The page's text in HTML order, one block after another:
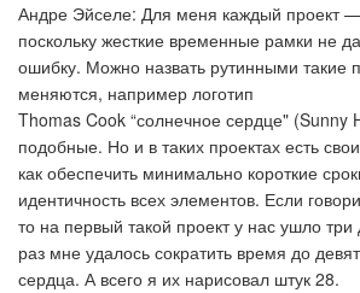
Андре Эйселе: Для меня каждый проект —
поскольку жесткие временные рамки не
ошибку. Можно назвать рутинными такие
меняются, например логотип
Thomas Cook “солнечное сердце" (Sunny
подобные. Но и в таких проектах есть
как обеспечить минимально короткие
идентичность всех элементов. Если
то на первый такой проект у нас ушло
раз мне удалось сократить время до
сердца. А всего я их нарисовал штук 28.